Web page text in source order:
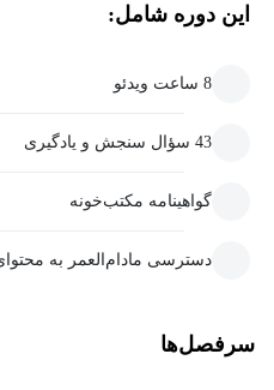
این دوره شامل:
8 ساعت ویدئو
43 سؤال سنجش و یادگیری
گواهینامه مکتب‌خونه
دسترسی مادام‌العمر به
سرفصل‌ها